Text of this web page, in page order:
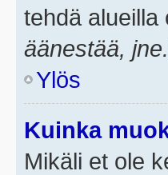
tehdä alueilla
äänestää, jne.
Ylös
Kuinka
Mikäli et ole